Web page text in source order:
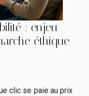
: enjeu
éthique
clic se paie au prix